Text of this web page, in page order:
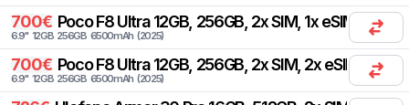
700€ Poco F8 Ultra 12GB, 256GB, 2x SIM, 1x eSIM
6.9" 12GB 256GB 6500mAh (2025)
700€ Poco F8 Ultra 12GB, 256GB, 2x SIM, 2x eSIM
6.9" 12GB 256GB 6500mAh (2025)